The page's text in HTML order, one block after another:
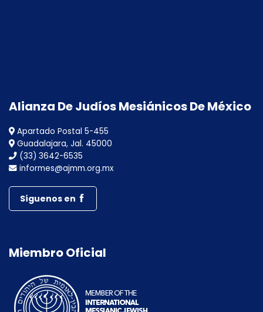
Alianza De Judíos Mesiánicos De México
Apartado Postal 5-455
Guadalajara, Jal. 45000
(33) 3642-6535
informes@ajmm.org.mx
Síguenos en
Miembro Oficial